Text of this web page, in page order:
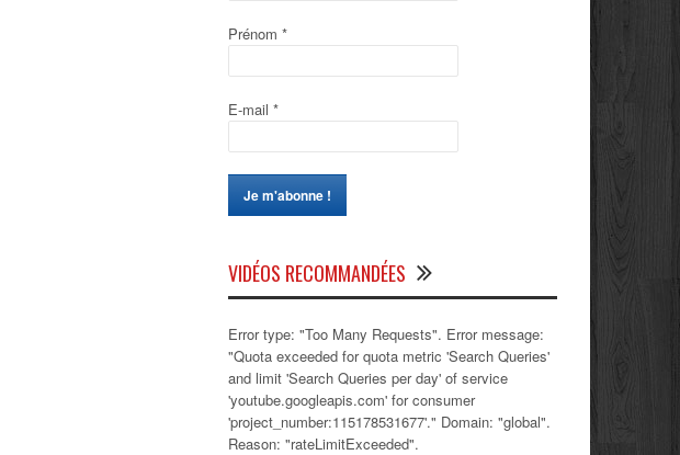
Prénom *
E-mail *
VIDÉOS RECOMMANDÉES
Error type: "Too Many Requests". Error message:
"Quota exceeded for quota metric 'Search Queries'
and limit 'Search Queries per day' of service
'youtube.googleapis.com' for consumer
'project_number:115178531677'." Domain: "global".
Reason: "rateLimitExceeded".